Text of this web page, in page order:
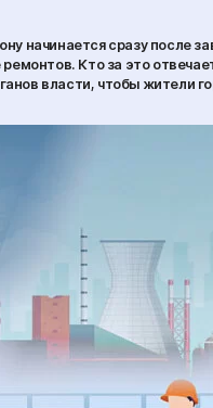
начинается сразу после
Кто за это
власти, чтобы жители